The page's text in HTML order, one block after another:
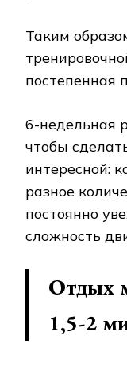
Таким
постепенная
6-недельная
чтобы
интересной:
разное
постоянно
сложность
Отдых
1,5-2